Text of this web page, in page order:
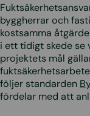
byggherrar och
kostsamma
i ett tidigt skede se
projektets mål
följer standarden
fördelar med att